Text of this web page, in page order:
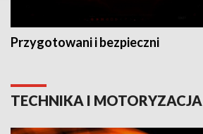
Przygotowani i bezpieczni
TECHNIKA I MOTORYZACJA